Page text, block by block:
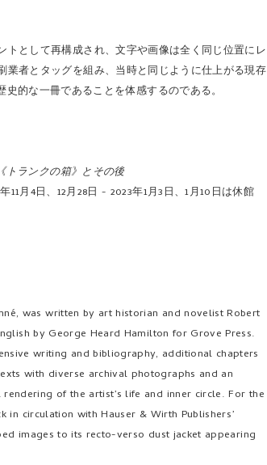
として再構成され、文字や画像は全く同じ位置にレ
者とタッグを組み、当時と同じように仕上がる現存
的な一冊であることを体感するのである。
ランクの箱》とその後
月4日、12月28日 - 2023年1月3日、1月10日は休館
was written by art historian and novelist Robert
by George Heard Hamilton for Grove Press.
writing and bibliography, additional chapters
with diverse archival photographs and an
of the artist’s life and inner circle. For the
circulation with Hauser & Wirth Publishers’
images to its recto-verso dust jacket appearing